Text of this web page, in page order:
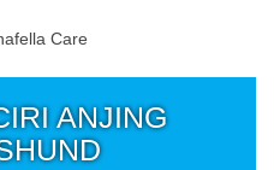
ANJING